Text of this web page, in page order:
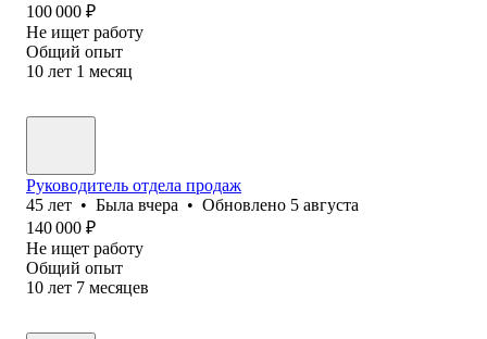
100 000 ₽
Не ищет работу
Общий опыт
10 лет 1 месяц
Руководитель отдела продаж
45 лет • Была вчера • Обновлено 5 августа
140 000 ₽
Не ищет работу
Общий опыт
10 лет 7 месяцев